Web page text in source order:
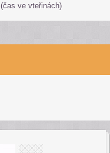
(čas ve vteřinách)